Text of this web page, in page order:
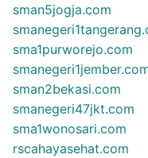
sman5jogja.com
sma1purworejo.com
sman2bekasi.com
smanegeri47jkt.com
sma1wonosari.com
rscahayasehat.com